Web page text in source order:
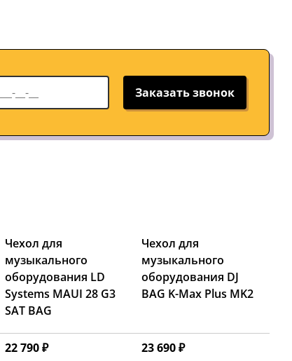
Заказать звонок
Чехол для
музыкального
оборудования LD
Systems MAUI 28 G3
SAT BAG
Чехол для
музыкального
оборудования DJ
BAG K-Max Plus MK2
22 790 ₽
23 690 ₽